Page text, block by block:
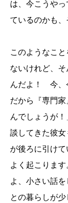
は、今こうや
ているのかも、
このようなこ
ないけれど、
んだよ！ 今、
だから『専門
んでしょうが
談してきた彼
が後ろに引け
よく起こりま
よ、小さい話
との暮らしが